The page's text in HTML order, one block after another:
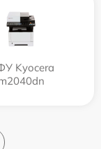
Kyocera